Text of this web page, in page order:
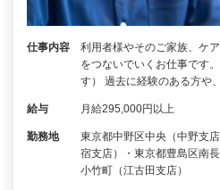
仕事内容
利用者様やそのご家族、ケ
をつないでいくお仕事です
す） 過去に経験のある方や
給与 月給295,000円以上
勤務地
東京都中野区中央（中野支
宿支店）・東京都豊島区南
小竹町（江古田支店）